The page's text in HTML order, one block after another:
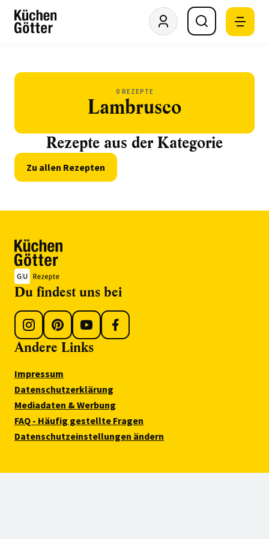
0 REZEPTE
Lambrusco
Rezepte aus der Kategorie
Zu allen Rezepten
Du findest uns bei
Andere Links
Impressum
Datenschutzerklärung
Mediadaten & Werbung
FAQ - Häufig gestellte Fragen
Datenschutzeinstellungen ändern